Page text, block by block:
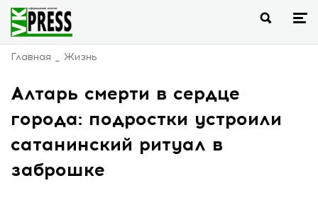
Главная Жизнь
Алтарь смерти в сердце
города: подростки устроили
сатанинский ритуал в
заброшке